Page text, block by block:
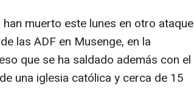
muerto este lunes en otro ataque
las ADF en Musenge, en la
que se ha saldado además con el
una iglesia católica y cerca de 15